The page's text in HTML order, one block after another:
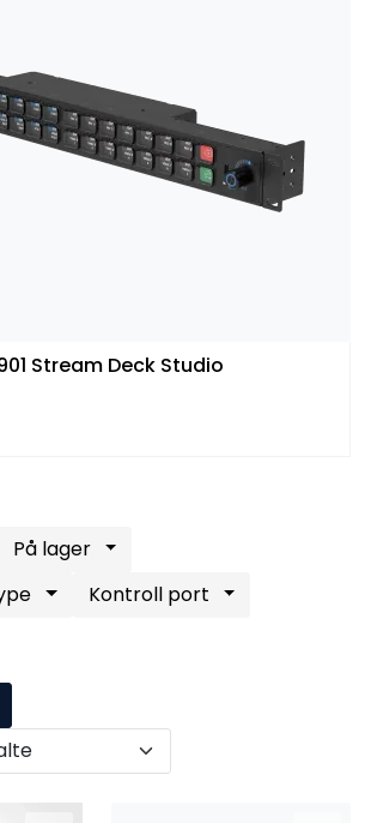
Stream Deck Studio
På lager
Kontroll port